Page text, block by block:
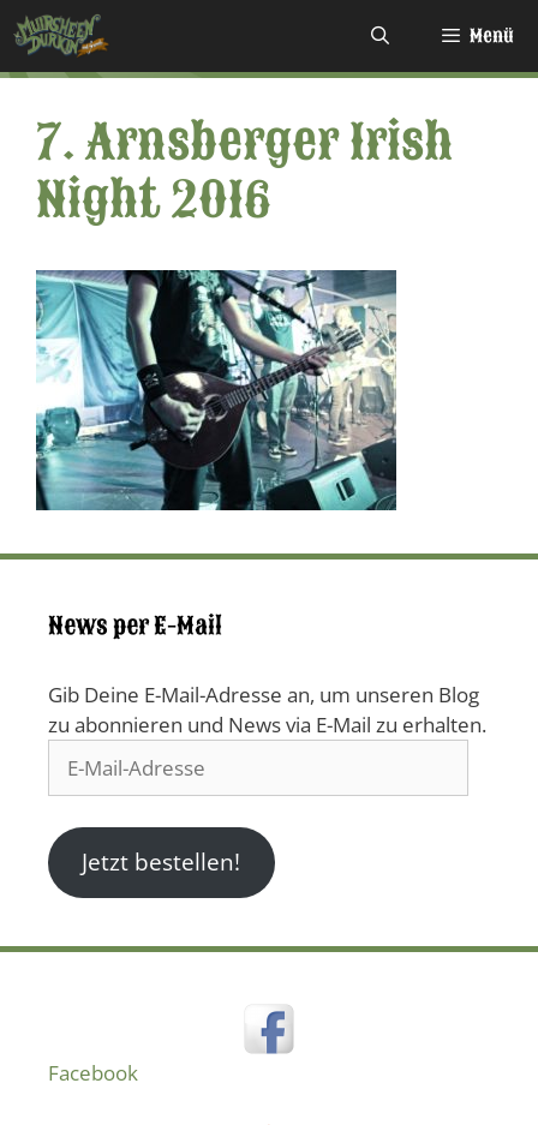
Zum
Inhalt
springen
Menü
7. Arnsberger Irish
Night 2016
News per E-Mail
Gib Deine E-Mail-Adresse an, um unseren Blog
zu abonnieren und News via E-Mail zu erhalten.
Mail-
Jetzt bestellen!
Facebook